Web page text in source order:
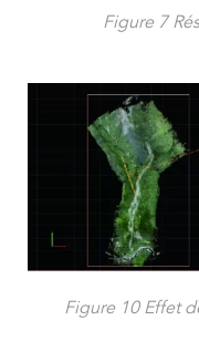
Figure 7
Figure 10 Effet